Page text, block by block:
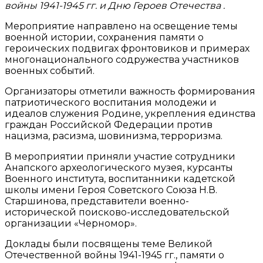
войны 1941-1945 гг. и Дню Героев Отечества .
Мероприятие направлено на освещение темы
военной истории, сохранения памяти о
героических подвигах фронтовиков и примерах
многонационального содружества участников
военных событий.
Организаторы отметили важность формирования
патриотического воспитания молодежи и
идеалов служения Родине, укрепления единства
граждан Российской Федерации против
нацизма, расизма, шовинизма, терроризма.
В мероприятии приняли участие сотрудники
Анапского археологического музея, курсанты
Военного института, воспитанники кадетской
школы имени Героя Советского Союза Н.В.
Старшинова, представители военно-
исторической поисково-исследовательской
организации «Черномор».
Доклады были посвящены теме Великой
Отечественной войны 1941-1945 гг., памяти о